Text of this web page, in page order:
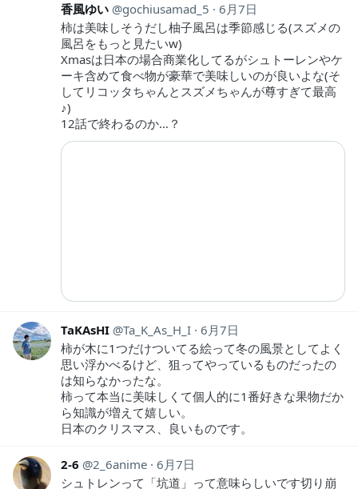
香風ゆい gochiusamad_5
6月7日
柿は美味しそうだし柚子風呂は季節感じる(スズメの
風呂をもっと見たいw)
Xmasは日本の場合商業化してるがシュトーレンやケ
ーキ含めて食べ物が豪華で美味しいのが良いよな(そ
してリコッタちゃんとスズメちゃんが尊すぎて最高
♪)
12話で終わるのか…？
TaKAsHI Ta_K_As_H_I 6月7日
柿が木に1つだけついてる絵って冬の風景としてよく
思い浮かべるけど、狙ってやっているものだったの
は知らなかったな。
柿って本当に美味しくて個人的に1番好きな果物だか
ら知識が増えて嬉しい。
日本のクリスマス、良いものです。
2-6 2_6anime 6月7日
シュトレンって「坑道」って意味らしいです切り崩